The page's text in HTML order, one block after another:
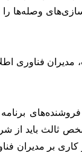
وصله‌ها
فناوری
ثالث باید از
بر مدیران